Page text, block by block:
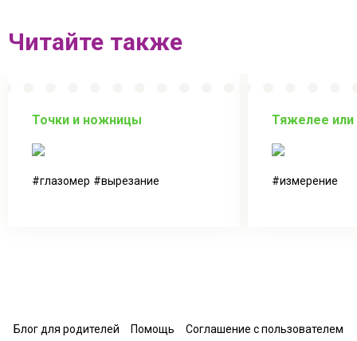
Читайте также
Точки и ножницы
глазомер вырезание
Тяжелее или
измерение
Блог для родителей Помощь Соглашение с пользователем